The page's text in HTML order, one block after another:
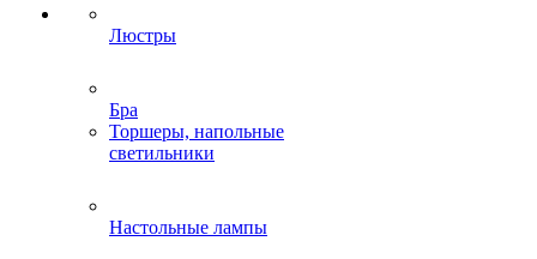
Люстры
Бра
Торшеры, напольные
светильники
Настольные лампы